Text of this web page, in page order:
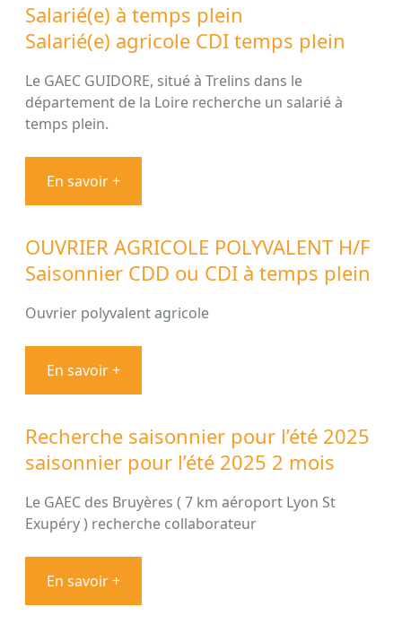
Salarié(e) à temps plein
Salarié(e) agricole CDI temps plein
Le GAEC GUIDORE, situé à Trelins dans le
département de la Loire recherche un salarié à
temps plein.
En savoir +
OUVRIER AGRICOLE POLYVALENT H/F
Saisonnier CDD ou CDI à temps plein
Ouvrier polyvalent agricole
En savoir +
Recherche saisonnier pour l’été 2025
saisonnier pour l’été 2025 2 mois
Le GAEC des Bruyères ( 7 km aéroport Lyon St
Exupéry ) recherche collaborateur
En savoir +